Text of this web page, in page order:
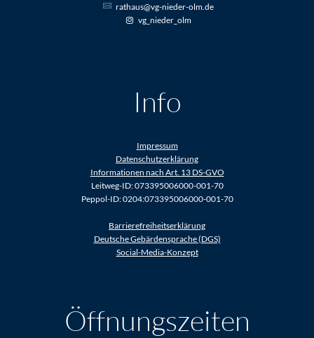
rathaus@vg-nieder-olm.de
vg_nieder_olm
Info
Impressum
Datenschutzerklärung
Informationen nach Art. 13 DS-GVO
Leitweg-ID: 073395006000-001-70
Peppol-ID: 0204:073395006000-001-70
Barrierefreiheitserklärung
Deutsche Gebärdensprache (DGS)
Social-Media-Konzept
Öffnungszeiten